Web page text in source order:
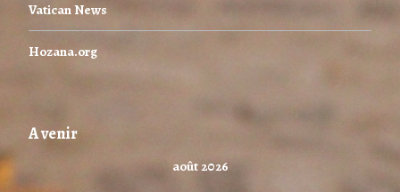
Vatican News
Hozana.org
A venir
août 2026